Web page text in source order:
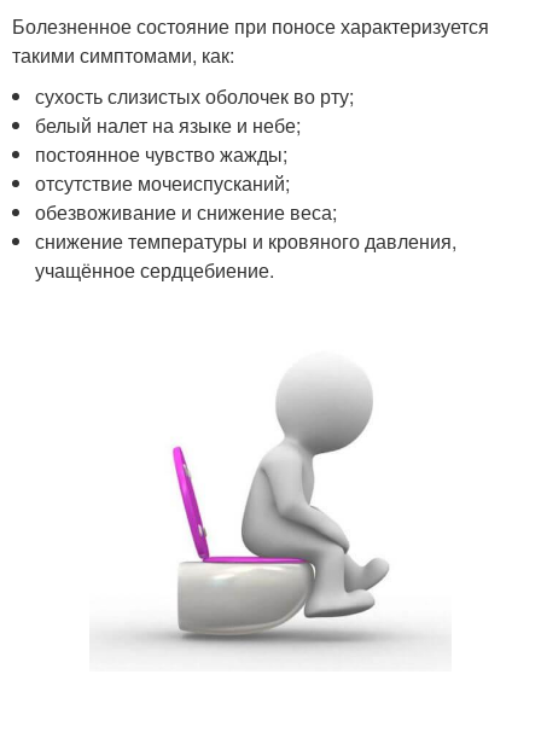
Болезненное состояние при поносе характеризуется
такими симптомами, как:
сухость слизистых оболочек во рту;
белый налет на языке и небе;
постоянное чувство жажды;
отсутствие мочеиспусканий;
обезвоживание и снижение веса;
снижение температуры и кровяного давления,
учащённое сердцебиение.